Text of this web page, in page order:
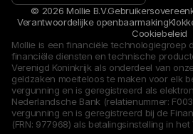
© 2026 Mollie B.V.
Verantwoordelijke openbaarmaking
Cookiebeleid
Mollie is een financiële technologiegroep
financiële diensten en technische
Verenigd Koninkrijk als onderdeel van
geldzaken moeiteloos te maken voor elk
vergunning en is geregistreerd als
Nederlandsche Bank (relatienummer:
vergunning en is geregistreerd bij de
(FRN: 977968) als betalingsinstelling in het